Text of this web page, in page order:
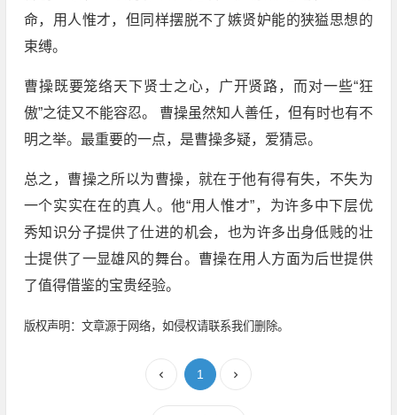
命，用人惟才，但同样摆脱不了嫉贤妒能的狭獈思想的
束缚。
曹操既要笼络天下贤士之心，广开贤路，而对一些“狂
傲”之徒又不能容忍。 曹操虽然知人善任，但有时也有不
明之举。最重要的一点，是曹操多疑，爱猜忌。
总之，曹操之所以为曹操，就在于他有得有失，不失为
一个实实在在的真人。他“用人惟才”，为许多中下层优
秀知识分子提供了仕进的机会，也为许多出身低贱的壮
士提供了一显雄风的舞台。曹操在用人方面为后世提供
了值得借鉴的宝贵经验。
版权声明：文章源于网络，如侵权请联系我们删除。
1